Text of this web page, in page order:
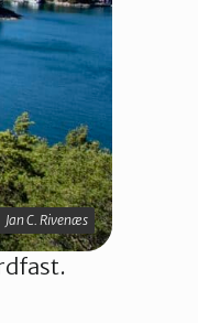
Jan C. Rivenæs